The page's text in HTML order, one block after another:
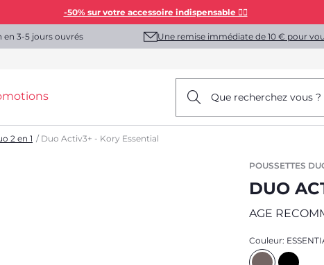
-50% sur votre accessoire indispensable 👯‍♀️
en 3-5 jours ouvrés Une remise immédiate de 10 € pour
Que recherchez vous ?
2 en 1 Duo Activ3+ - Kory Essential
POUSSETTES
DUO
AGE
Couleur: